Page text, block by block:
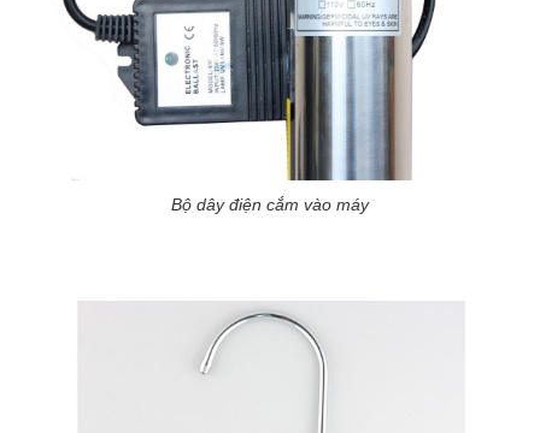
Bộ dây điện cắm vào máy